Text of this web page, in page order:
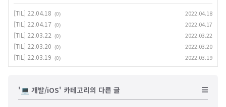
[TIL] 22.04.18 (0) 2022.04.18
[TIL] 22.04.17 (0) 2022.04.17
[TIL] 22.03.22 (0) 2022.03.22
[TIL] 22.03.20 (0) 2022.03.20
[TIL] 22.03.19 (0) 2022.03.19
'💻 개발/iOS' 카테고리의 다른 글